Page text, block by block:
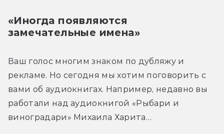
«Иногда появляются
замечательные имена»
Ваш голос многим знаком по дубляжу и
рекламе. Но сегодня мы хотим поговорить с
вами об аудиокнигах. Например, недавно вы
работали над аудиокнигой «Рыбари и
виноградари» Михаила Харита…